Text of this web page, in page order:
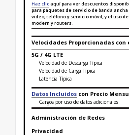
Haz clic aquí para ver descuentos
para paquetes de servicio de banda
video, teléfono y servicio móvil, y el uso
modern y routers.
Velocidades Proporcionadas con
5G / 4G LTE
Velocidad de Descarga Típica
Velocidad de Carga Típica
Latencia Típica
Datos Incluidos con Precio
Cargos por uso de datos adicionales
Administración de Redes
Privacidad